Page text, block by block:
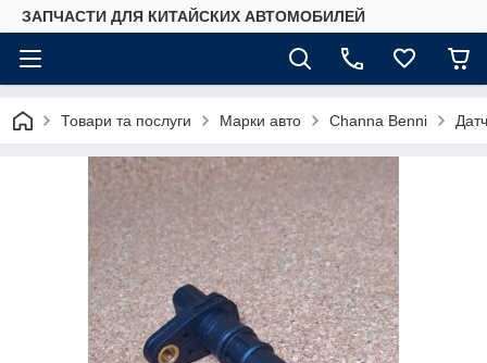
ЗАПЧАСТИ ДЛЯ КИТАЙСКИХ АВТОМОБИЛЕЙ
Товари та послуги Марки авто Сhannа Benni